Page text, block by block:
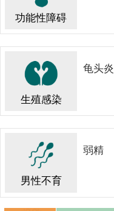
功能性障碍
生殖感染
龟头炎
男性不育
弱精